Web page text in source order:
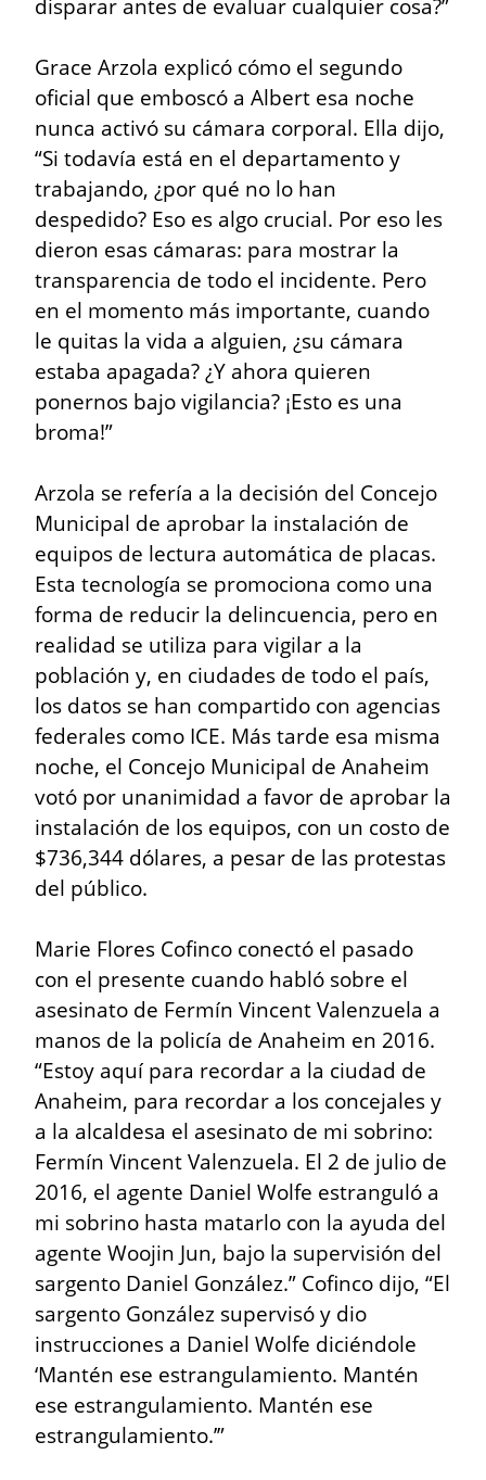
disparar antes de evaluar cualquier cosa?”
Grace Arzola explicó cómo el segundo
oficial que emboscó a Albert esa noche
nunca activó su cámara corporal. Ella dijo,
“Si todavía está en el departamento y
trabajando, ¿por qué no lo han
despedido? Eso es algo crucial. Por eso les
dieron esas cámaras: para mostrar la
transparencia de todo el incidente. Pero
en el momento más importante, cuando
le quitas la vida a alguien, ¿su cámara
estaba apagada? ¿Y ahora quieren
ponernos bajo vigilancia? ¡Esto es una
broma!”
Arzola se refería a la decisión del Concejo
Municipal de aprobar la instalación de
equipos de lectura automática de placas.
Esta tecnología se promociona como una
forma de reducir la delincuencia, pero en
realidad se utiliza para vigilar a la
población y, en ciudades de todo el país,
los datos se han compartido con agencias
federales como ICE. Más tarde esa misma
noche, el Concejo Municipal de Anaheim
votó por unanimidad a favor de aprobar la
instalación de los equipos, con un costo de
$736,344 dólares, a pesar de las protestas
del público.
Marie Flores Cofinco conectó el pasado
con el presente cuando habló sobre el
asesinato de Fermín Vincent Valenzuela a
manos de la policía de Anaheim en 2016.
“Estoy aquí para recordar a la ciudad de
Anaheim, para recordar a los concejales y
a la alcaldesa el asesinato de mi sobrino:
Fermín Vincent Valenzuela. El 2 de julio de
2016, el agente Daniel Wolfe estranguló a
mi sobrino hasta matarlo con la ayuda del
agente Woojin Jun, bajo la supervisión del
sargento Daniel González.” Cofinco dijo, “El
sargento González supervisó y dio
instrucciones a Daniel Wolfe diciéndole
‘Mantén ese estrangulamiento. Mantén
ese estrangulamiento. Mantén ese
estrangulamiento.’”